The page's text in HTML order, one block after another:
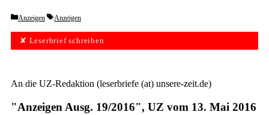
Categories
Anzeigen Tags
Anzeigen
✘ Leserbrief schreiben
An die UZ-Redaktion (leserbriefe (at) unsere-zeit.de)
"Anzeigen Ausg. 19/2016", UZ vom 13. Mai 2016